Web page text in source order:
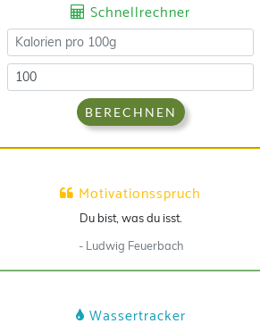
Schnellrechner
BERECHNEN
Motivationsspruch
Du bist, was du isst.
- Ludwig Feuerbach
Wassertracker